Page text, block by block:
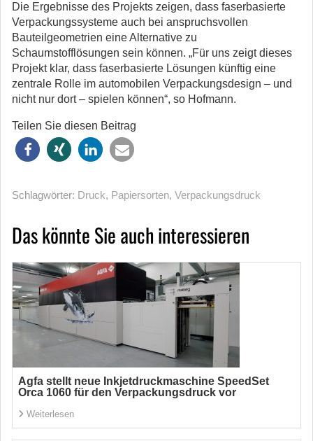
Die Ergebnisse des Projekts zeigen, dass faserbasierte
Verpackungssysteme auch bei anspruchsvollen
Bauteilgeometrien eine Alternative zu
Schaumstofflösungen sein können. „Für uns zeigt dieses
Projekt klar, dass faserbasierte Lösungen künftig eine
zentrale Rolle im automobilen Verpackungsdesign – und
nicht nur dort – spielen können“, so Hofmann.
Teilen Sie diesen Beitrag
Schlagwörter: Druck, Papiersorten, Verpackungsdruck
Das könnte Sie auch interessieren
Agfa stellt neue Inkjetdruckmaschine SpeedSet
Orca 1060 für den Verpackungsdruck vor
Weiterlesen